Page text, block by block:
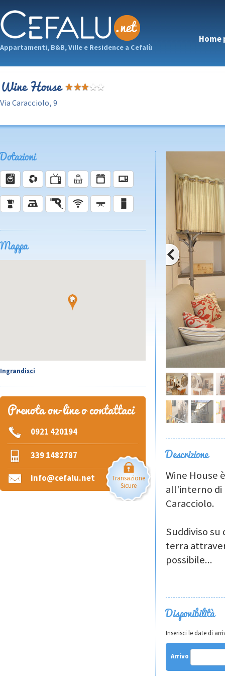
Appartamenti, B&B, Ville e Residence a Cefalù
Home
Wine House
Via Caracciolo, 9
Dotazioni
Mappa
Ingrandisci
Prenota on-line o contattaci
0921 420194
339 1482787
info@cefalu.net
Transazione
Sicure
Descrizione
Wine House
all'interno di
Caracciolo.
Suddiviso
terra
possibile...
Disponibilità
Inserisci le date di
Arrivo